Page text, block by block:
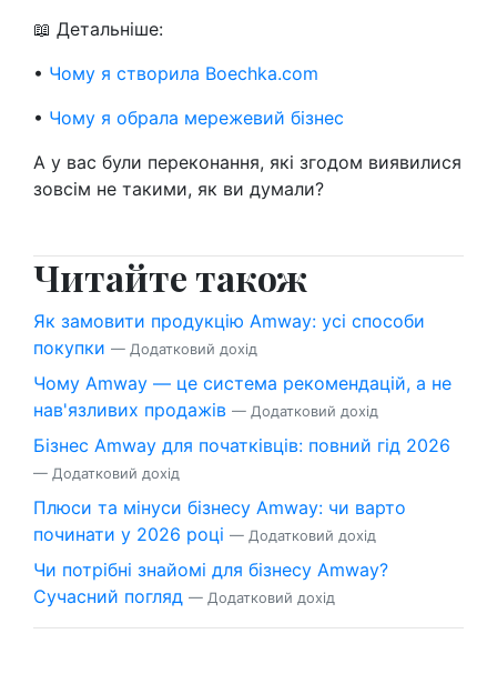
📖 Детальніше:
• Чому я створила Boechka.com
• Чому я обрала мережевий бізнес
А у вас були переконання, які згодом виявилися
зовсім не такими, як ви думали?
Читайте також
Як замовити продукцію Amway: усі способи
покупки — Додатковий дохід
Чому Amway — це система рекомендацій, а не
нав'язливих продажів — Додатковий дохід
Бізнес Amway для початківців: повний гід 2026
— Додатковий дохід
Плюси та мінуси бізнесу Amway: чи варто
починати у 2026 році — Додатковий дохід
Чи потрібні знайомі для бізнесу Amway?
Сучасний погляд — Додатковий дохід